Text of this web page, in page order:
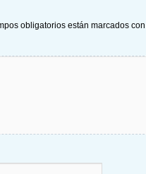
obligatorios están marcados